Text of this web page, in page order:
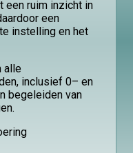
een ruim inzicht in
een
instelling en het
alle
inclusief 0– en
begeleiden van